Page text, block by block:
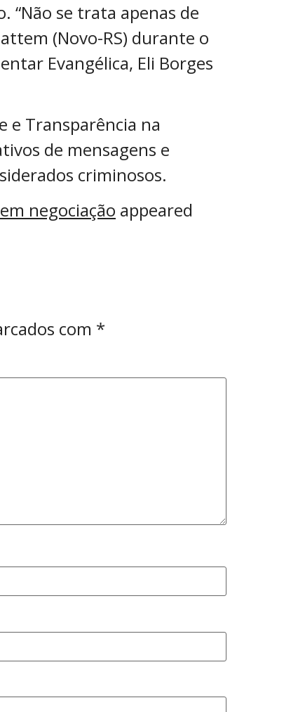
“Não se trata apenas de
(Novo-RS) durante o
Evangélica, Eli Borges
e Transparência na
de mensagens e
criminosos.
negociação appeared
com *